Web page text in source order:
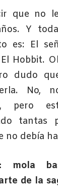
que no
Y
es: El
Hobbit.
dudo
No,
pero
tantas
no debía
mola
de la